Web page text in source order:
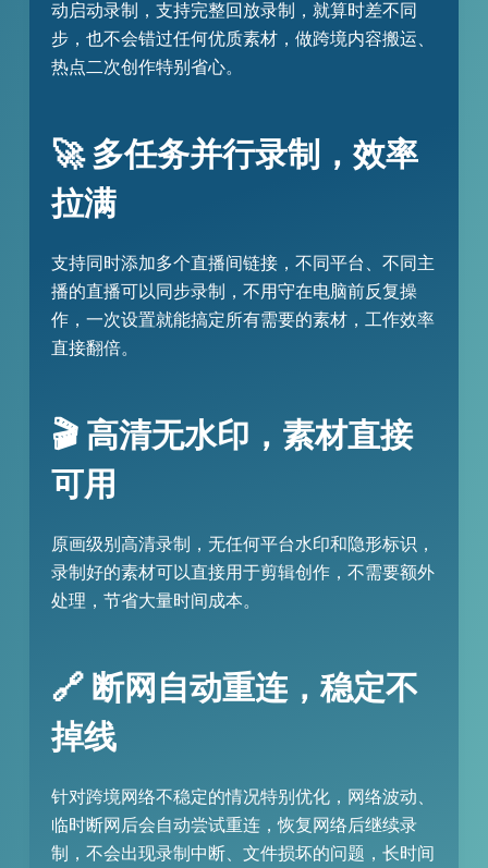
动启动录制，支持完整回放录制，就算时差不同
步，也不会错过任何优质素材，做跨境内容搬运、
热点二次创作特别省心。
🚀 多任务并行录制，效率
拉满
支持同时添加多个直播间链接，不同平台、不同主
播的直播可以同步录制，不用守在电脑前反复操
作，一次设置就能搞定所有需要的素材，工作效率
直接翻倍。
🎬 高清无水印，素材直接
可用
原画级别高清录制，无任何平台水印和隐形标识，
录制好的素材可以直接用于剪辑创作，不需要额外
处理，节省大量时间成本。
🔗 断网自动重连，稳定不
掉线
针对跨境网络不稳定的情况特别优化，网络波动、
临时断网后会自动尝试重连，恢复网络后继续录
制，不会出现录制中断、文件损坏的问题，长时间